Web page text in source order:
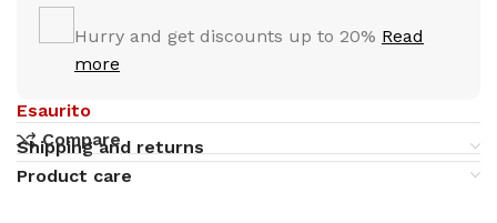
Hurry and get discounts up to 20% Read
more
Esaurito
Compare
Shipping and returns
Product care